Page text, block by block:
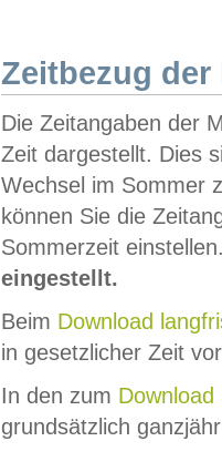
Zeitbezug der
Die Zeitangaben der
Zeit dargestellt. Dies
Wechsel im Sommer
können Sie die
Sommerzeit
eingestellt.
Beim Download
in gesetzlicher Zeit
In den zum Download
grundsätzlich